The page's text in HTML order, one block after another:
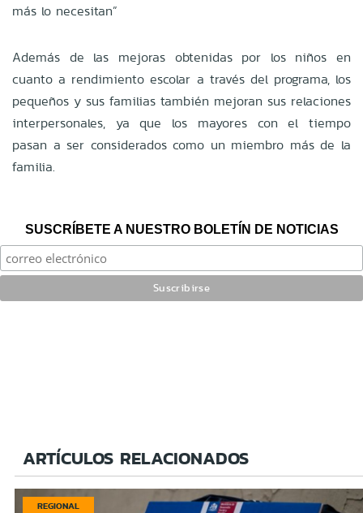
más lo necesitan”
Además de las mejoras obtenidas por los niños en
cuanto a rendimiento escolar a través del programa, los
pequeños y sus familias también mejoran sus relaciones
interpersonales, ya que los mayores con el tiempo
pasan a ser considerados como un miembro más de la
familia.
SUSCRÍBETE A NUESTRO BOLETÍN DE NOTICIAS
ARTÍCULOS RELACIONADOS
REGIONAL